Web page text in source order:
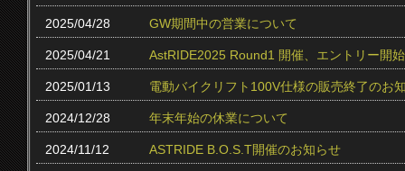
2025/04/28 GW期間中の営業について
2025/04/21 AstRIDE2025 Round1 開催、エントリー開
2025/01/13 電動バイクリフト100V仕様の販売終了のお
2024/12/28 年末年始の休業について
2024/11/12 ASTRIDE B.O.S.T開催のお知らせ